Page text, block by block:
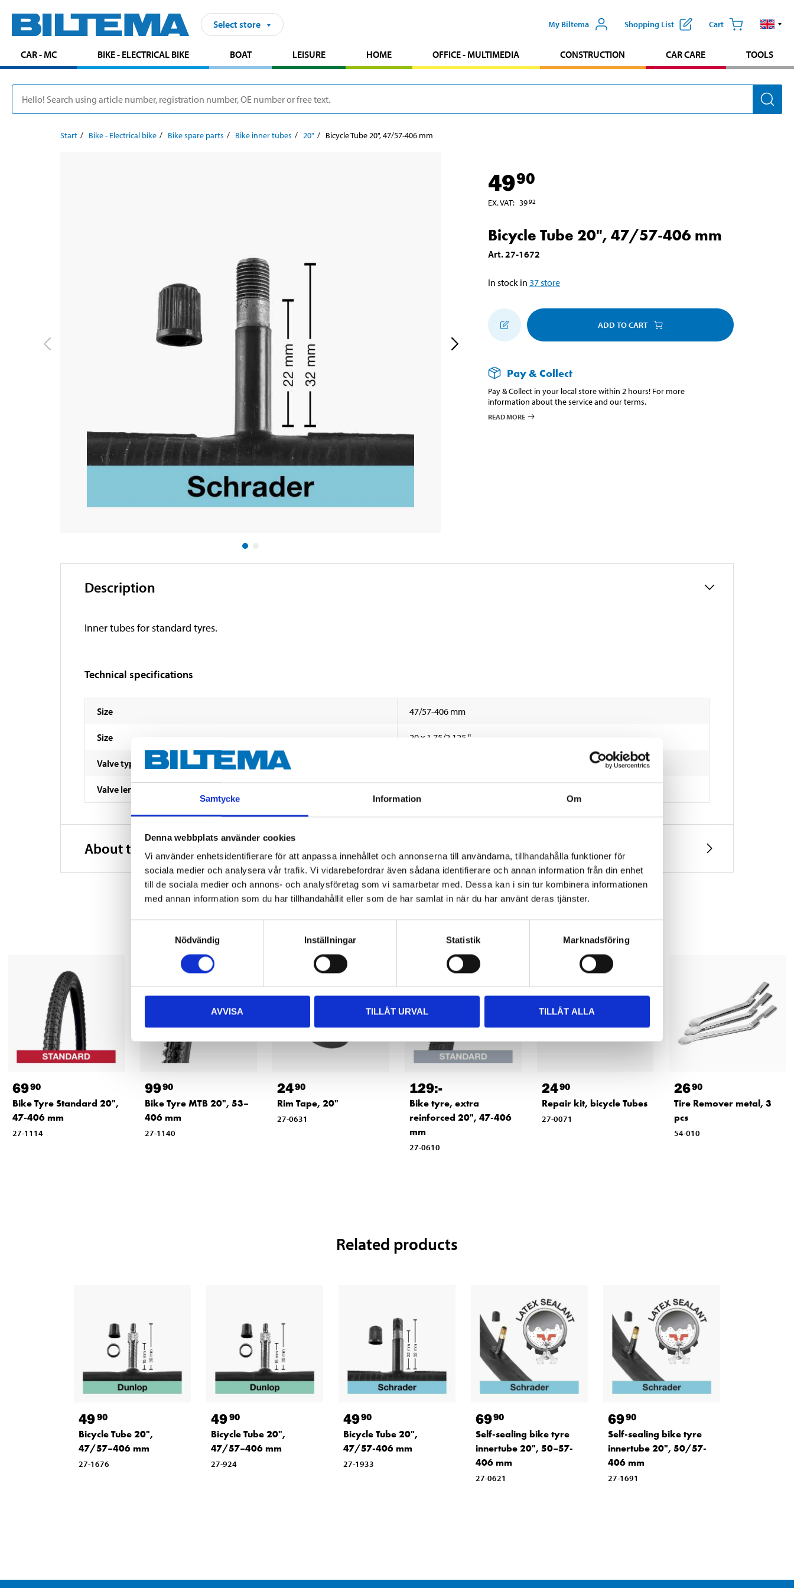
Samtycke Information Om
Denna webbplats använder cookies
Vi använder enhetsidentifierare för att anpassa innehållet och annonserna till användarna, tillhandahålla funktioner för
sociala medier och analysera vår trafik. Vi vidarebefordrar även sådana identifierare och annan information från din enhet
till de sociala medier och annons- och analysföretag som vi samarbetar med. Dessa kan i sin tur kombinera informationen
med annan information som du har tillhandahållit eller som de har samlat in när du har använt deras tjänster.
Nödvändig
Inställningar Statistik Marknadsföring
AVVISA TILLÅT URVAL TILLÅT ALLA
Select store My Biltema Shopping List Cart
CAR - MC BIKE - ELECTRICAL BIKE BOAT LEISURE HOME OFFICE - MULTIMEDIA CONSTRUCTION CAR CARE TOOLS
Start Bike - Electrical bike Bike spare parts Bike inner tubes 20" Bicycle Tube 20", 47/57-406 mm
4990
EX. VAT: 3992
Bicycle Tube 20", 47/57-406 mm
Art.27-1672
In stock in 37store
ADD TO CART
Pay & Collect
Pay & Collect in your local store within 2 hours! For more
information about the service and our terms.
READ MORE
Description
Inner tubes for standard tyres.
Technical specifications
Size 47/57-406 mm
Size 20 x 1.75/2.125 "
Valve type
Valve length
About the manufacturer
6990
Bike Tyre Standard 20",
47-406 mm
27-1114
9990
Bike Tyre MTB 20", 53–
406 mm
27-1140
2490
Rim Tape, 20"
27-0631
129:-
Bike tyre, extra
reinforced 20", 47-406
mm
27-0610
2490
Repair kit, bicycle Tubes
27-0071
2690
Tire Remover metal, 3
pcs
54-010
Related products
4990
Bicycle Tube 20",
47/57–406 mm
27-1676
4990
Bicycle Tube 20",
47/57–406 mm
27-924
4990
Bicycle Tube 20",
47/57-406 mm
27-1933
6990
Self-sealing bike tyre
innertube 20", 50–57-
406 mm
27-0621
6990
Self-sealing bike tyre
innertube 20", 50/57-
406 mm
27-1691